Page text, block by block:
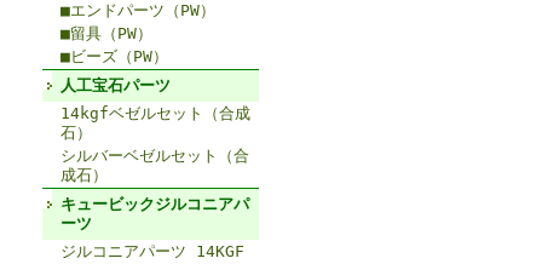
■エンドパーツ（PW）
■留具（PW）
■ビーズ（PW）
人工宝石パーツ
14kgfベゼルセット（合成
石）
シルバーベゼルセット（合
成石）
キュービックジルコニアパ
ーツ
ジルコニアパーツ 14KGF